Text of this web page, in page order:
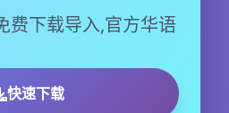
费下载导入,官方华语
快速下载